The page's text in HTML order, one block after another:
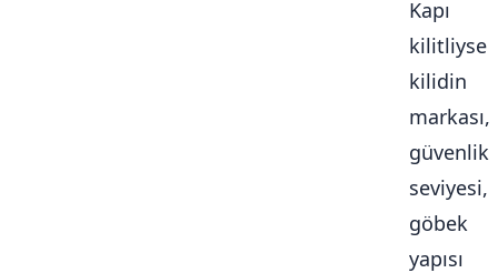
Kapı
kilitliyse
kilidin
markası,
güvenlik
seviyesi,
göbek
yapısı